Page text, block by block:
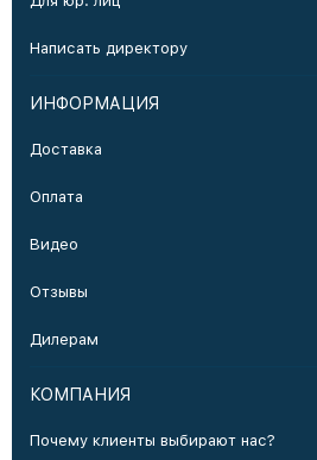
Написать директору
ИНФОРМАЦИЯ
Доставка
Оплата
Видео
Отзывы
Дилерам
КОМПАНИЯ
Почему клиенты выбирают нас?